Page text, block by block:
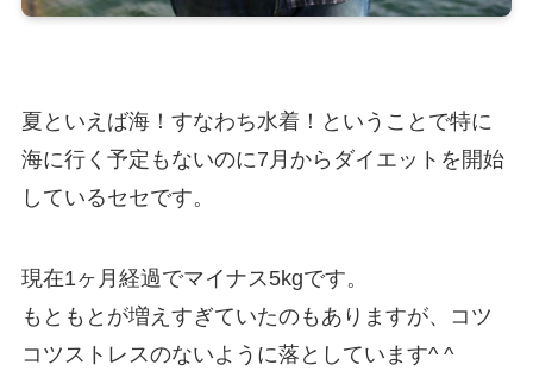
夏といえば海！すなわち水着！ということで特に
海に行く予定もないのに7月からダイエットを開始
しているセセです。
現在1ヶ月経過でマイナス5kgです。
もともとが増えすぎていたのもありますが、コツ
コツストレスのないように落としています^ ^